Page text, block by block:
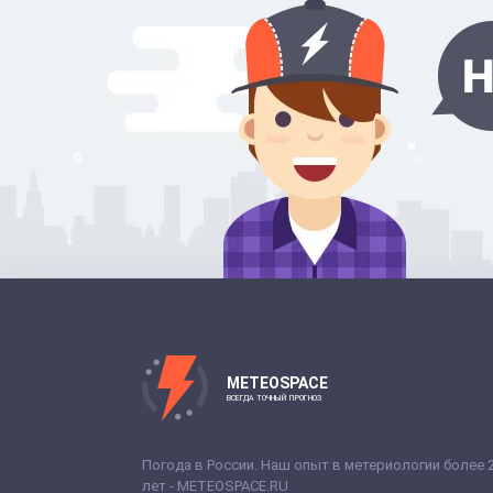
METEOSPACE
ВСЕГДА ТОЧНЫЙ ПРОГНОЗ
Погода в России. Наш опыт в метериологии более
лет - METEOSPACE.RU